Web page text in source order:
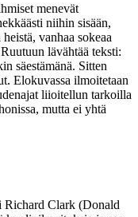
menevät
niihin sisään,
vanhaa sokeaa
lävähtää teksti:
säestämänä. Sitten
Elokuvassa ilmoitetaan
liioitellun tarkoilla
mutta ei yhtä
Richard Clark (Donald